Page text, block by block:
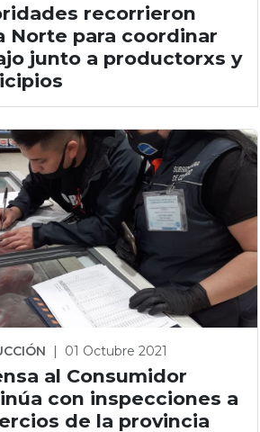
recorrieron
Norte para coordinar
junto a productorxs y
| 01 Octubre 2021
al Consumidor
con inspecciones a
de la provincia